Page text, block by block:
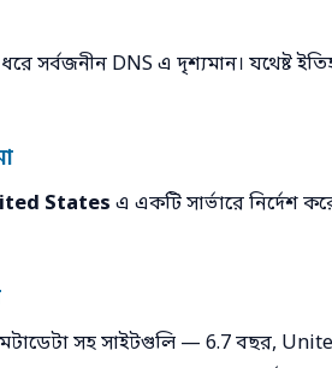
সর্বজনীন DNS এ দৃশ্যমান। যথেষ্ট
States এ একটি সার্ভারে নির্দেশ
সহ সাইটগুলি — 6.7 বছর,